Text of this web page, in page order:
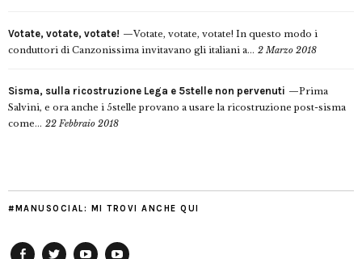
Votate, votate, votate!
Votate, votate, votate! In questo modo i
conduttori di Canzonissima invitavano gli italiani a... 2 Marzo 2018
Sisma, sulla ricostruzione Lega e 5stelle non pervenuti
Prima
Salvini, e ora anche i 5stelle provano a usare la ricostruzione post-sisma
come... 22 Febbraio 2018
#MANUSOCIAL: MI TROVI ANCHE QUI